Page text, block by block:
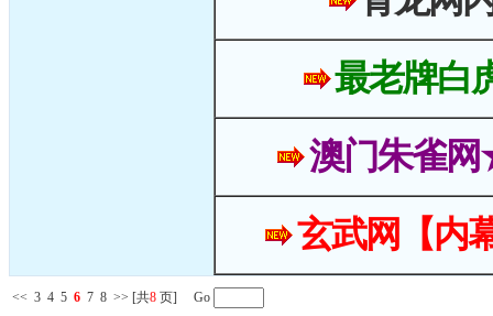
最老牌白
澳门朱雀
玄武网【内
<< 3 4 5 6 7 8 >> [共8 页] Go